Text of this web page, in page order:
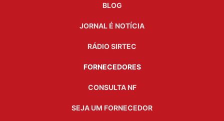
BLOG
JORNAL É NOTÍCIA
RÁDIO SIRTEC
FORNECEDORES
CONSULTA NF
SEJA UM FORNECEDOR